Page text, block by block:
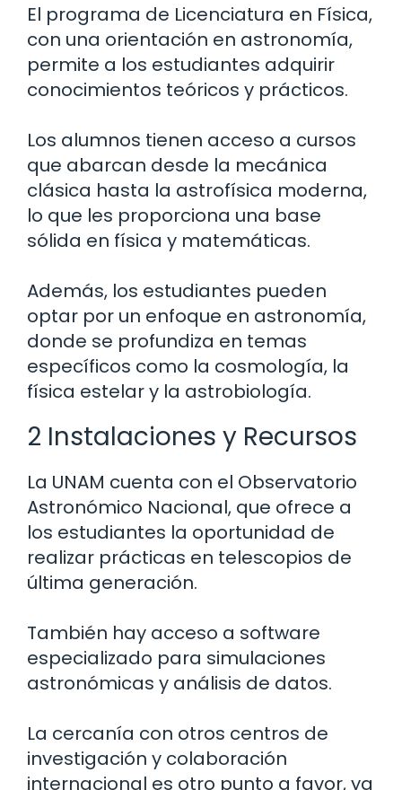
El programa de Licenciatura en Física,
con una orientación en astronomía,
permite a los estudiantes adquirir
conocimientos teóricos y prácticos.
Los alumnos tienen acceso a cursos
que abarcan desde la mecánica
clásica hasta la astrofísica moderna,
lo que les proporciona una base
sólida en física y matemáticas.
Además, los estudiantes pueden
optar por un enfoque en astronomía,
donde se profundiza en temas
específicos como la cosmología, la
física estelar y la astrobiología.
2 Instalaciones y Recursos
La UNAM cuenta con el Observatorio
Astronómico Nacional, que ofrece a
los estudiantes la oportunidad de
realizar prácticas en telescopios de
última generación.
También hay acceso a software
especializado para simulaciones
astronómicas y análisis de datos.
La cercanía con otros centros de
investigación y colaboración
internacional es otro punto a favor, ya